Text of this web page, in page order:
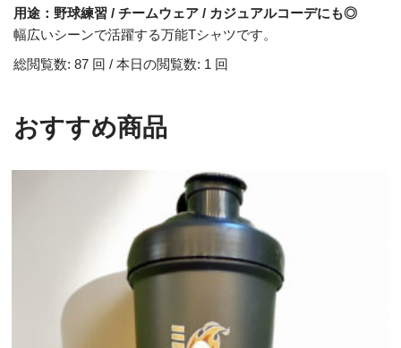
用途：野球練習 / チームウェア / カジュアルコーデにも◎
幅広いシーンで活躍する万能Tシャツです。
総閲覧数: 87 回 / 本日の閲覧数: 1 回
おすすめ商品